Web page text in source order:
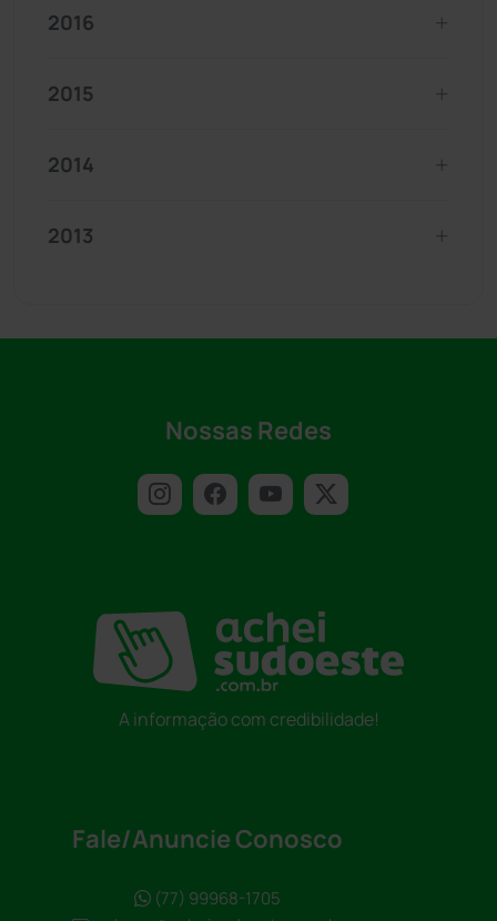
2016
2015
2014
2013
Nossas Redes
A informação com credibilidade!
Fale/Anuncie Conosco
(77) 99968-1705